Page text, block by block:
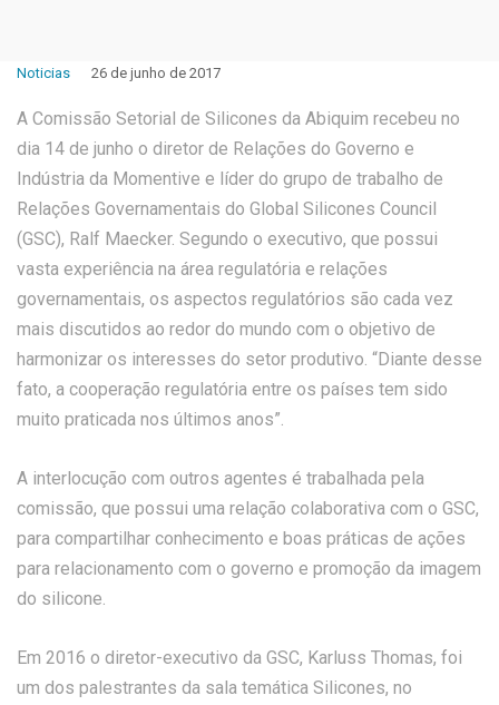
Noticias 26 de junho de 2017
A Comissão Setorial de Silicones da Abiquim recebeu no
dia 14 de junho o diretor de Relações do Governo e
Indústria da Momentive e líder do grupo de trabalho de
Relações Governamentais do Global Silicones Council
(GSC), Ralf Maecker. Segundo o executivo, que possui
vasta experiência na área regulatória e relações
governamentais, os aspectos regulatórios são cada vez
mais discutidos ao redor do mundo com o objetivo de
harmonizar os interesses do setor produtivo. “Diante desse
fato, a cooperação regulatória entre os países tem sido
muito praticada nos últimos anos”.
A interlocução com outros agentes é trabalhada pela
comissão, que possui uma relação colaborativa com o GSC,
para compartilhar conhecimento e boas práticas de ações
para relacionamento com o governo e promoção da imagem
do silicone.
Em 2016 o diretor-executivo da GSC, Karluss Thomas, foi
um dos palestrantes da sala temática Silicones, no